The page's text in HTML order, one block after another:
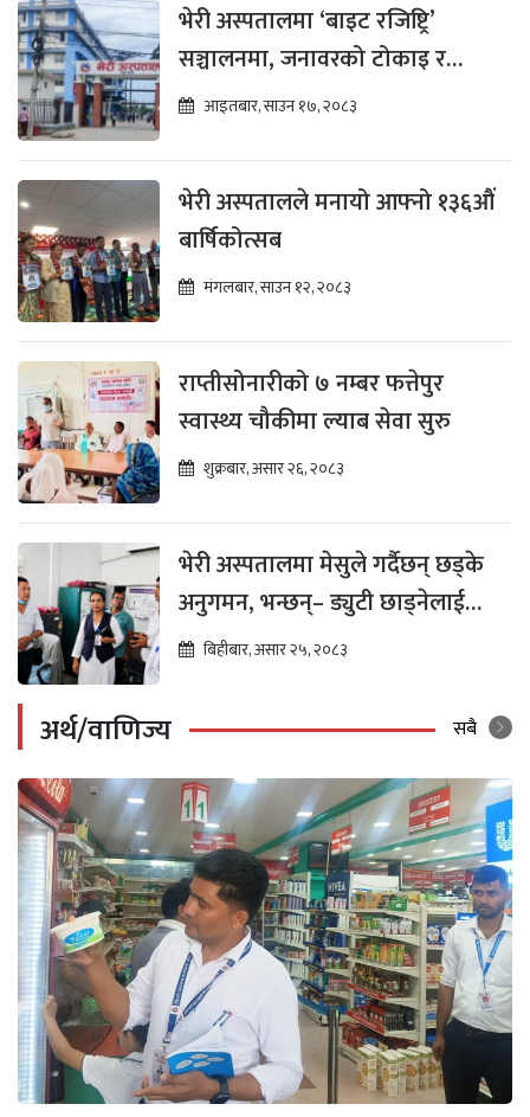
भेरी अस्पतालमा ‘बाइट रजिष्ट्रि’
सञ्चालनमा, जनावरको टोकाइ र
सर्पदंशको डिजिटल अभिलेख राखिने
आइतबार, साउन १७, २०८३
भेरी अस्पतालले मनायो आफ्नो १३६औं
बार्षिकोत्सब
मंगलबार, साउन १२, २०८३
राप्तीसोनारीको ७ नम्बर फत्तेपुर
स्वास्थ्य चौकीमा ल्याब सेवा सुरु
शुक्रबार, असार २६, २०८३
भेरी अस्पतालमा मेसुले गर्दैछन् छड्के
अनुगमन, भन्छन्– ड्युटी छाड्नेलाई
कारबाही हुन्छ
बिहीबार, असार २५, २०८३
अर्थ/वाणिज्य सबै